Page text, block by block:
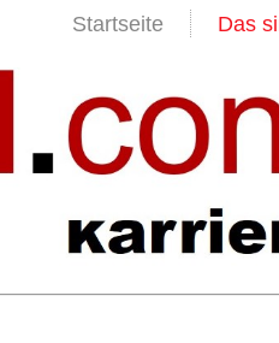
Startseite Das